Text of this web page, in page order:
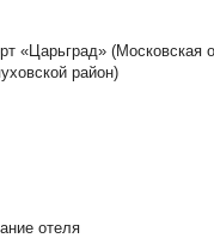
«Царьград» (Московская
район)
отеля